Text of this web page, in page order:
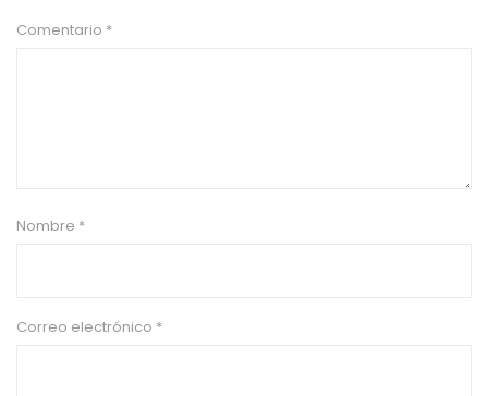
Comentario *
Nombre *
Correo electrónico *